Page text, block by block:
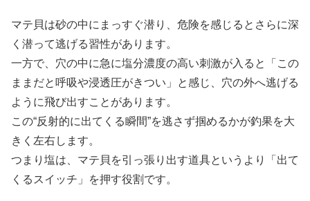
マテ貝は砂の中にまっすぐ潜り、危険を感じるとさらに深
く潜って逃げる習性があります。
一方で、穴の中に急に塩分濃度の高い刺激が入ると「この
ままだと呼吸や浸透圧がきつい」と感じ、穴の外へ逃げる
ように飛び出すことがあります。
この“反射的に出てくる瞬間”を逃さず掴めるかが釣果を大
きく左右します。
つまり塩は、マテ貝を引っ張り出す道具というより「出て
くるスイッチ」を押す役割です。